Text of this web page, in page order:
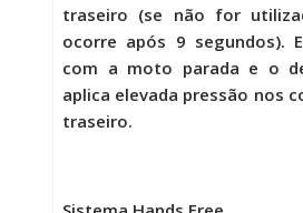
traseiro (se não for
ocorre após 9 segundos).
com a moto parada e o
aplica elevada pressão nos
traseiro.